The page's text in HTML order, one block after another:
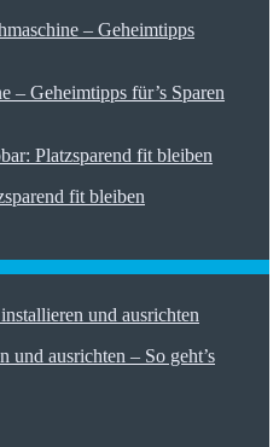
– Geheimtipps für’s Sparen
fit bleiben
und ausrichten – So geht’s